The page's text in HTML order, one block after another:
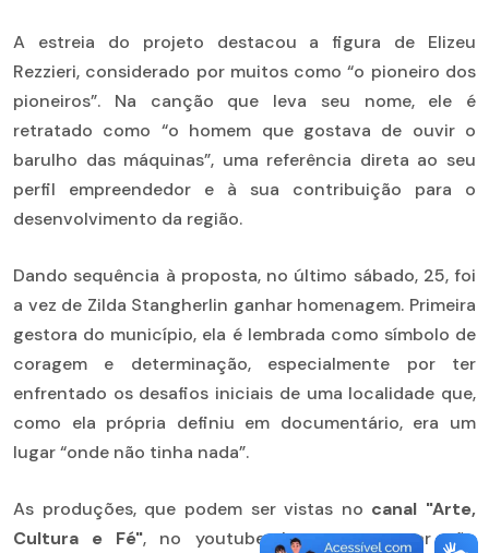
A estreia do projeto destacou a figura de Elizeu
Rezzieri, considerado por muitos como “o pioneiro dos
pioneiros”. Na canção que leva seu nome, ele é
retratado como “o homem que gostava de ouvir o
barulho das máquinas”, uma referência direta ao seu
perfil empreendedor e à sua contribuição para o
desenvolvimento da região.
Dando sequência à proposta, no último sábado, 25, foi
a vez de Zilda Stangherlin ganhar homenagem. Primeira
gestora do município, ela é lembrada como símbolo de
coragem e determinação, especialmente por ter
enfrentado os desafios iniciais de uma localidade que,
como ela própria definiu em documentário, era um
lugar “onde não tinha nada”.
As produções, que podem ser vistas no canal "Arte,
Cultura e Fé", no youtube, buscam resgatar não